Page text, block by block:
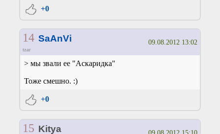
+0
14 SaAnVi
tzar
09.08.2012 13:02
> мы звали ее "Аскаридка"
Тоже смешно. :)
+0
15 Kitya